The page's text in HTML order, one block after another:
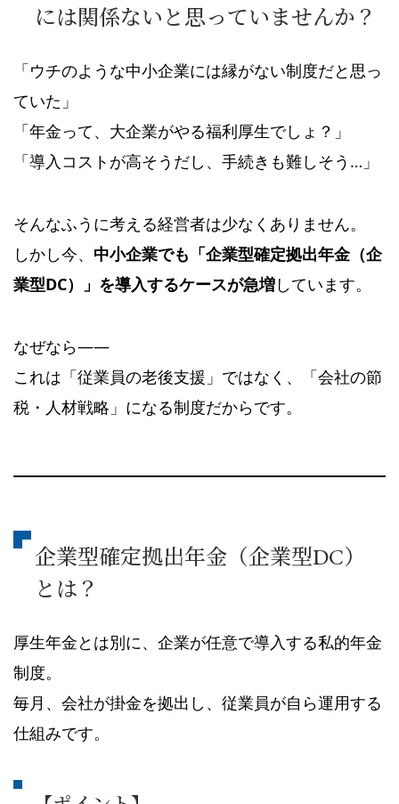
には関係ないと思っていませんか？
「ウチのような中小企業には縁がない制度だと思っ
ていた」
「年金って、大企業がやる福利厚生でしょ？」
「導入コストが高そうだし、手続きも難しそう…」
そんなふうに考える経営者は少なくありません。
しかし今、 中小企業でも「企業型確定拠出年金（企
業型DC）」を導入するケースが急増しています。
なぜなら——
これは「従業員の老後支援」ではなく、「会社の節
税・人材戦略」になる制度だからです。
企業型確定拠出年金（企業型DC）
とは？
厚生年金とは別に、企業が任意で導入する私的年金
制度。
毎月、会社が掛金を拠出し、従業員が自ら運用する
仕組みです。